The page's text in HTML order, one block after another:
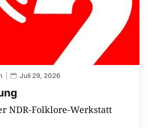
Juli 29, 2026
NDR-Folklore-Werkstatt